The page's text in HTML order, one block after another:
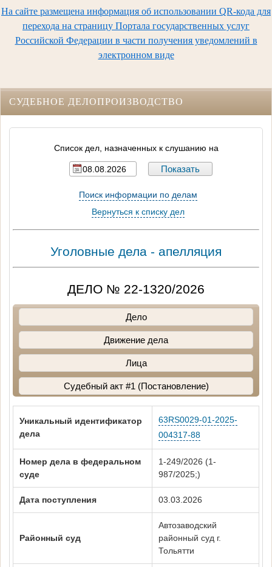
На сайте размещена информация об использовании QR-кода для
перехода на страницу Портала государственных услуг
Российской Федерации в части получения уведомлений в
электронном виде
СУДЕБНОЕ ДЕЛОПРОИЗВОДСТВО
Список дел, назначенных к слушанию на
Поиск информации по делам
Вернуться к списку дел
Уголовные дела - апелляция
ДЕЛО № 22-1320/2026
Дело
Движение дела
Лица
Судебный акт #1 (Постановление)
Уникальный идентификатор
дела
63RS0029-01-2025-
004317-88
Номер дела в федеральном
суде
1-249/2026 (1-
987/2025;)
Дата поступления 03.03.2026
Районный суд
Автозаводский
районный суд г.
Тольятти